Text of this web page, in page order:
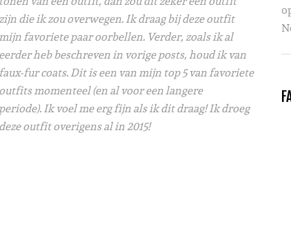
zijn die ik zou overwegen. Ik draag bij deze outfit
mijn favoriete paar oorbellen. Verder, zoals ik al
eerder heb beschreven in vorige posts, houd ik van
faux-fur coats. Dit is een van mijn top 5 van favoriete
outfits momenteel (en al voor een langere
periode). Ik voel me erg fijn als ik dit draag! Ik droeg
deze outfit overigens al in 2015!